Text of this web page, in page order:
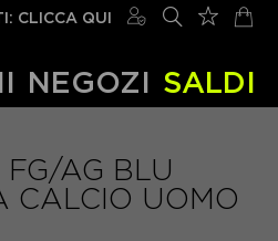
CLICCA QUI
NEGOZI SALDI
FG/AG BLU
CALCIO UOMO